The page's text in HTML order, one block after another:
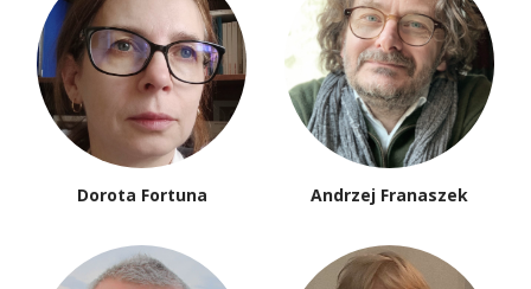
Dorota Fortuna Andrzej Franaszek